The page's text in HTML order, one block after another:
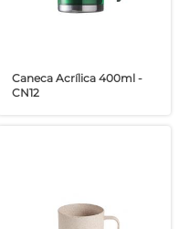
Caneca Acrílica 400ml -
CN12